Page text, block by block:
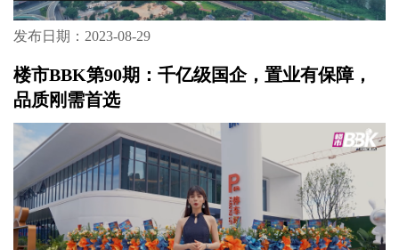
发布日期：2023-08-29
楼市BBK第90期：千亿级国企，置业有保障，
品质刚需首选